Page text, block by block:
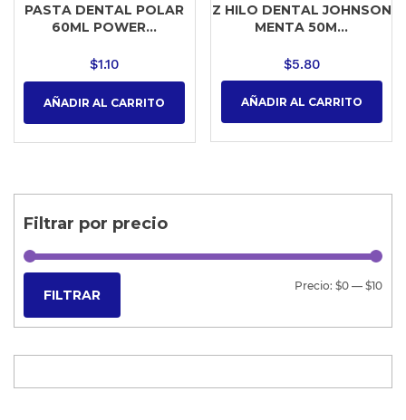
PASTA DENTAL POLAR
60ML POWER...
$1.10
AÑADIR AL CARRITO
Z HILO DENTAL JOHNSON
MENTA 50M...
$5.80
AÑADIR AL CARRITO
Filtrar por precio
FILTRAR
Precio: $0 — $10